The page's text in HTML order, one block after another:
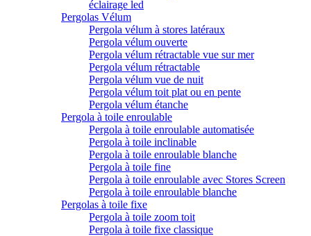
éclairage led
Pergolas Vélum
Pergola vélum à stores latéraux
Pergola vélum ouverte
Pergola vélum rétractable vue sur mer
Pergola vélum rétractable
Pergola vélum vue de nuit
Pergola vélum toit plat ou en pente
Pergola vélum étanche
Pergola à toile enroulable
Pergola à toile enroulable automatisée
Pergola à toile inclinable
Pergola à toile enroulable blanche
Pergola à toile fine
Pergola à toile enroulable avec Stores Screen
Pergola à toile enroulable blanche
Pergolas à toile fixe
Pergola à toile zoom toit
Pergola à toile fixe classique